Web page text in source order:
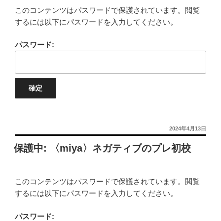
このコンテンツはパスワードで保護されています。閲覧
するには以下にパスワードを入力してください。
パスワード:
投
稿
日:
2024年4月13日
保護中: 〈miya〉ネガティブのプレ初校
このコンテンツはパスワードで保護されています。閲覧
するには以下にパスワードを入力してください。
パスワード: